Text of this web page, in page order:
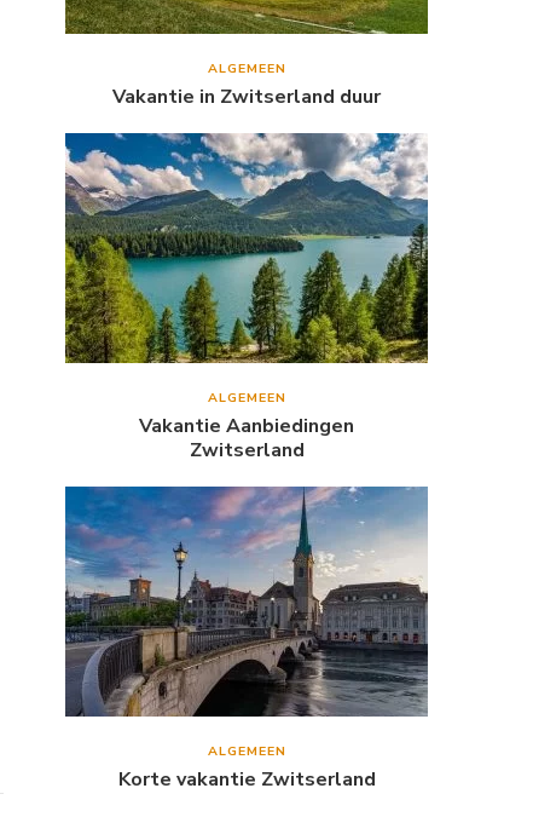
ALGEMEEN
Vakantie in Zwitserland duur
ALGEMEEN
Vakantie Aanbiedingen
Zwitserland
ALGEMEEN
Korte vakantie Zwitserland